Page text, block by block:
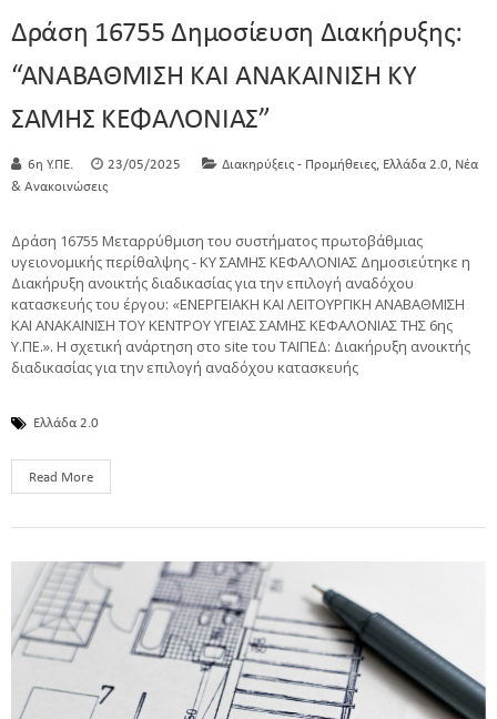
Δράση 16755 Δημοσίευση Διακήρυξης:
“ΑΝΑΒΑΘΜΙΣΗ ΚΑΙ ΑΝΑΚΑΙΝΙΣΗ ΚΥ
ΣΑΜΗΣ ΚΕΦΑΛΟΝΙΑΣ”
6η Υ.ΠΕ. 23/05/2025 Διακηρύξεις - Προμήθειες, Ελλάδα 2.0, Νέα
& Ανακοινώσεις
Δράση 16755 Μεταρρύθμιση του συστήματος πρωτοβάθμιας
υγειονομικής περίθαλψης - ΚΥ ΣΑΜΗΣ ΚΕΦΑΛΟΝΙΑΣ Δημοσιεύτηκε η
Διακήρυξη ανοικτής διαδικασίας για την επιλογή αναδόχου
κατασκευής του έργου: «ΕΝΕΡΓΕΙΑΚΗ ΚΑΙ ΛΕΙΤΟΥΡΓΙΚΗ ΑΝΑΒΑΘΜΙΣΗ
ΚΑΙ ΑΝΑΚΑΙΝΙΣΗ ΤΟΥ ΚΕΝΤΡΟΥ ΥΓΕΙΑΣ ΣΑΜΗΣ ΚΕΦΑΛΟΝΙΑΣ ΤΗΣ 6ης
Υ.ΠΕ.». Η σχετική ανάρτηση στο site του ΤΑΙΠΕΔ: Διακήρυξη ανοικτής
διαδικασίας για την επιλογή αναδόχου κατασκευής
Ελλάδα 2.0
Read More